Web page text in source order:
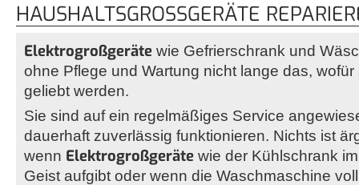
HAUSHALTSGROSSGERÄTE
Elektrogroßgeräte wie Gefrierschrank und
ohne Pflege und Wartung nicht lange das,
geliebt werden.
Sie sind auf ein regelmäßiges Service
dauerhaft zuverlässig funktionieren. Nichts ist
wenn Elektrogroßgeräte wie der Kühlschrank
Geist aufgibt oder wenn die Waschmaschine